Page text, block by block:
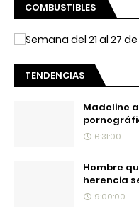
COMBUSTIBLES
TENDENCIAS
Madeline
6:31:00
Hombre
herencia
9:00:00